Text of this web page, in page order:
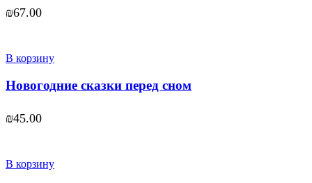
₪67.00
В корзину
Новогодние сказки перед сном
₪45.00
В корзину